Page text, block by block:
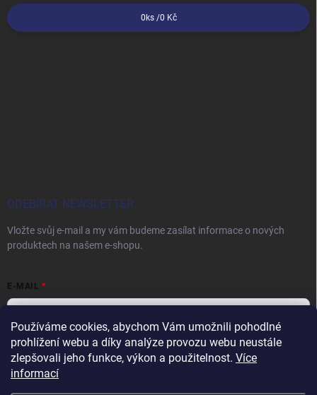
Používáme cookies, abychom Vám umožnili pohodlné
prohlížení webu a díky analýze provozu webu neustále
zlepšovali jeho funkce, výkon a použitelnost. Více
informací
0 ks /0 Kč
ODEBÍRAT NEWSLETTER
Vložte svůj e-mail a my vám budeme zasílat informace o nových
produktech na našem e-shopu.
E-MAIL
Vložením e-mailu souhlasíte spodmínkami ochrany osobních údajů
Přihlásit se